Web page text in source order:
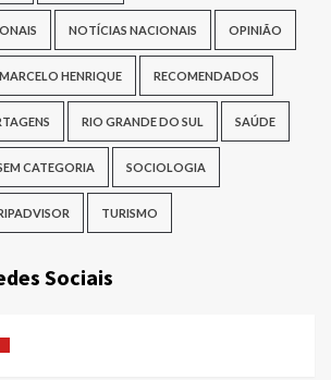
NOTÍCIAS NACIONAIS OPINIÃO
HENRIQUE RECOMENDADOS
RIO GRANDE DO SUL SAÚDE
CATEGORIA SOCIOLOGIA
TURISMO
Sociais